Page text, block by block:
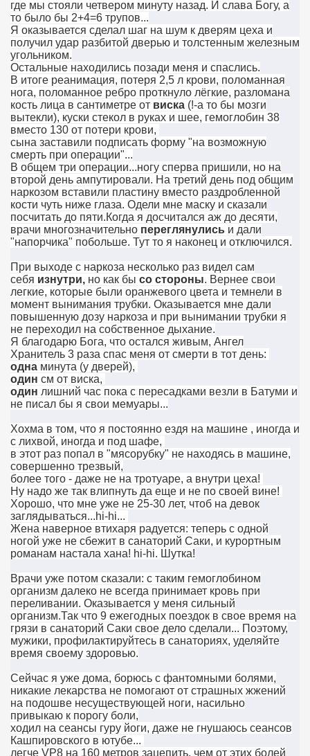
где мы стояли четвером минуту назад. И слава Богу, а
то было бы 2+4=6 трупов...
Я оказывается сделал шаг на шум к дверям цеха и
получил удар разбитой дверью и толстенным железным
угольником.
Остальные находились позади меня и спаслись.
В итоге реанимация, потеря 2,5 л крови, поломанная
нога, поломанное ребро проткнуло лёгкие, разломана
кость лица в сантиметре от виска (!-а то бы мозги
вытекли), куски стекол в руках и шее, гемоглобин 38
вместо 130 от потери крови,
сына заставили подписать форму "на возможную
смерть при операции"...
В общем три операции...ногу сперва пришили, но на
второй день ампутировали. На третий день под общим
наркозом вставили пластину вместо раздробленной
кости чуть ниже глаза. Одели мне маску и сказали
посчитать до пяти.Когда я досчитался аж до десяти,
врачи многозначительно переглянулись и дали
"напорчика" побольше. Тут то я наконец и отключился.
При выходе с наркоза несколько раз видел сам
себя изнутри, но как бы со стороны. Вернее свои
легкие, которые были оранжевого цвета и темнели в
момент вынимания трубки. Оказывается мне дали
повышенную дозу наркоза и при вынимании трубки я
не переходил на собственное дыхание.
Я благодарю Бога, что остался живым, Ангел
Хранитель 3 раза спас меня от смерти в тот день:
одна минута (у дверей),
один см от виска,
один лишний час пока с пересадками везли в Батуми и
не писал бы я свои мемуары...
Хохма в том, что я постоянно ездя на машине , иногда и
с лихвой, иногда и под шафе,
в этот раз попал в "мясорубку" не находясь в машине,
совершенно трезвый,
более того - даже не на тротуаре, а внутри цеха!
Ну надо же так влипнуть да еще и не по своей вине!
Хорошо, что мне уже не 25-30 лет, чтоб на девок
заглядываться...hi-hi...
Жена наверное втихаря радуется: теперь с одной
ногой уже не сбежит в санаторий Саки, и курортным
романам настала хана! hi-hi. Шутка!
Врачи уже потом сказали: с таким гемоглобином
организм далеко не всегда принимает кровь при
переливании. Оказывается у меня сильный
организм.Так что 9 ежегодных поездок в свое время на
грязи в санаторий Саки свое дело сделали... Поэтому,
мужики, профилактируйтесь в санаториях, уделяйте
время своему здоровью.
Сейчас я уже дома, борюсь с фантомными болями,
никакие лекарства не помогают от страшных жжений
на подошве несуществующей ноги, насильно
привыкаю к порогу боли,
ходил на сеансы гуру йоги, даже не гнушаюсь сеансов
Кашпировского в ютубе...
легче VP8 на 160 метров зацепить, чем от этих болей